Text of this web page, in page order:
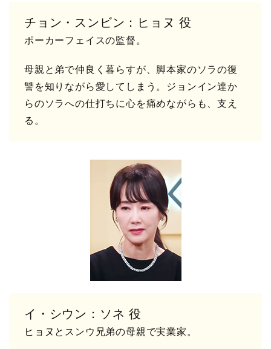
チョン・スンビン：ヒョヌ 役
ポーカーフェイスの監督。
母親と弟で仲良く暮らすが、脚本家のソラの復
讐を知りながら愛してしまう。ジョンイン達か
らのソラへの仕打ちに心を痛めながらも、支え
る。
イ・シウン：ソネ 役
ヒョヌとスンウ兄弟の母親で実業家。